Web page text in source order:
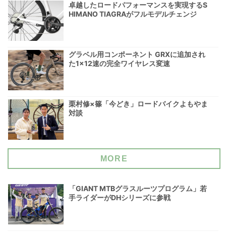
卓越したロードパフォーマンスを実現するS
HIMANO TIAGRAがフルモデルチェンジ
グラベル用コンポーネント GRXに追加され
た1×12速の完全ワイヤレス変速
栗村修×篠「今どき」ロードバイクよもやま
対談
MORE
「GIANT MTBグラスルーツプログラム」若
手ライダーがDHシリーズに参戦